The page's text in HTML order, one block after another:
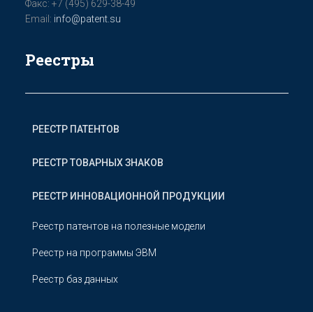
Факс: +7 (495) 629-38-49
Email: info@patent.su
Реестры
РЕЕСТР ПАТЕНТОВ
РЕЕСТР ТОВАРНЫХ ЗНАКОВ
РЕЕСТР ИННОВАЦИОННОЙ ПРОДУКЦИИ
Реестр патентов на полезные модели
Реестр на программы ЭВМ
Реестр баз данных